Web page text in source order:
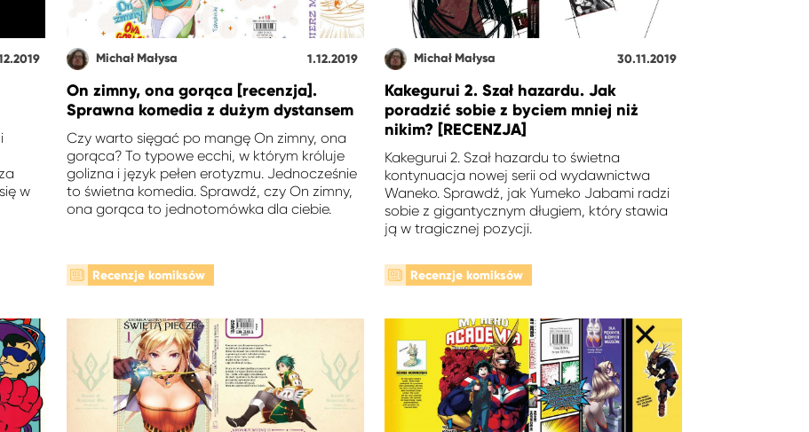
w
Michał Małysa 1.12.2019
On zimny, ona gorąca [recenzja].
Sprawna komedia z dużym dystansem
Czy warto sięgać po mangę On zimny, ona
gorąca? To typowe ecchi, w którym króluje
golizna i język pełen erotyzmu. Jednocześnie
to świetna komedia. Sprawdź, czy On zimny,
ona gorąca to jednotomówka dla ciebie.
Recenzje komiksów
Michał Małysa 30.11.2019
Kakegurui 2. Szał hazardu. Jak
poradzić sobie z byciem mniej niż
nikim? [RECENZJA]
Kakegurui 2. Szał hazardu to świetna
kontynuacja nowej serii od wydawnictwa
Waneko. Sprawdź, jak Yumeko Jabami radzi
sobie z gigantycznym długiem, który stawia
ją w tragicznej pozycji.
Recenzje komiksów